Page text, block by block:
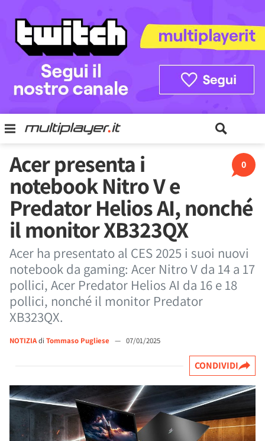
0
Acer presenta i
notebook Nitro V e
Predator Helios AI, nonché
il monitor XB323QX
Acer ha presentato al CES 2025 i suoi nuovi
notebook da gaming: Acer Nitro V da 14 a 17
pollici, Acer Predator Helios AI da 16 e 18
pollici, nonché il monitor Predator
XB323QX.
NOTIZIAdi Tommaso Pugliese — 07/01/2025
CONDIVIDI